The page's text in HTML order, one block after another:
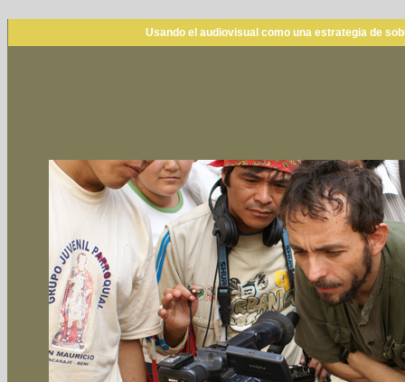
Usando el audiovisual como una estrategia de